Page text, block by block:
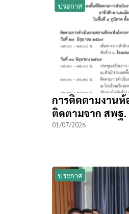
ประกาศ
การติดตามงาน
ติดตามจาก สพฐ.
01/07/2026
ประกาศ